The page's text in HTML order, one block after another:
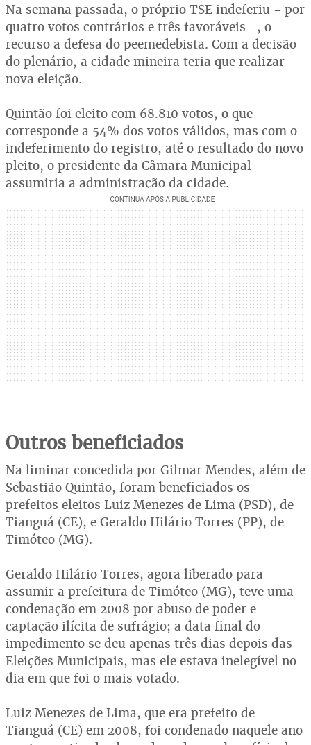
Na semana passada, o próprio TSE indeferiu - por
quatro votos contrários e três favoráveis -, o
recurso a defesa do peemedebista. Com a decisão
do plenário, a cidade mineira teria que realizar
nova eleição.
Quintão foi eleito com 68.810 votos, o que
corresponde a 54% dos votos válidos, mas com o
indeferimento do registro, até o resultado do novo
pleito, o presidente da Câmara Municipal
assumiria a administração da cidade.
Outros beneficiados
Na liminar concedida por Gilmar Mendes, além de
Sebastião Quintão, foram beneficiados os
prefeitos eleitos Luiz Menezes de Lima (PSD), de
Tianguá (CE), e Geraldo Hilário Torres (PP), de
Timóteo (MG).
Geraldo Hilário Torres, agora liberado para
assumir a prefeitura de Timóteo (MG), teve uma
condenação em 2008 por abuso de poder e
captação ilícita de sufrágio; a data final do
impedimento se deu apenas três dias depois das
Eleições Municipais, mas ele estava inelegível no
dia em que foi o mais votado.
Luiz Menezes de Lima, que era prefeito de
Tianguá (CE) em 2008, foi condenado naquele ano